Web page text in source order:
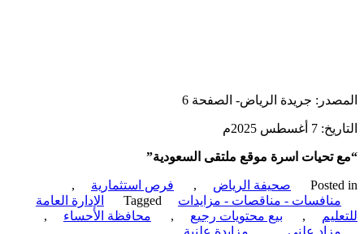
جريدة الرياض- الصفحة 6
2025م
تحيات اسرة موقع ملتقى السعودية”
صحيفة الرياض , فرص استثمارية
,
- مناقصات - مزايدات
Tagged
الإدارة العامة
, بيع محتويات رجيع , محافظة الأحساء
,
علني
, مزايدة علنية